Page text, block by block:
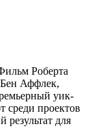
Роберта
Бен Аффлек,
уик-
среди проектов
результат для